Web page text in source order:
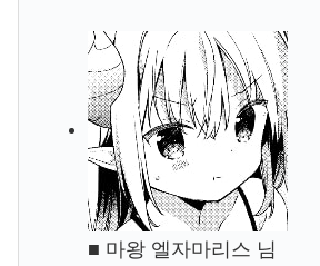
■ 마왕 엘자마리스 님